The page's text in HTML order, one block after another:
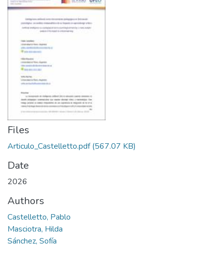
Files
Articulo_Castelletto.pdf(567.07 KB)
Date
2026
Authors
Castelletto, Pablo
Masciotra, Hilda
Sánchez, Sofía